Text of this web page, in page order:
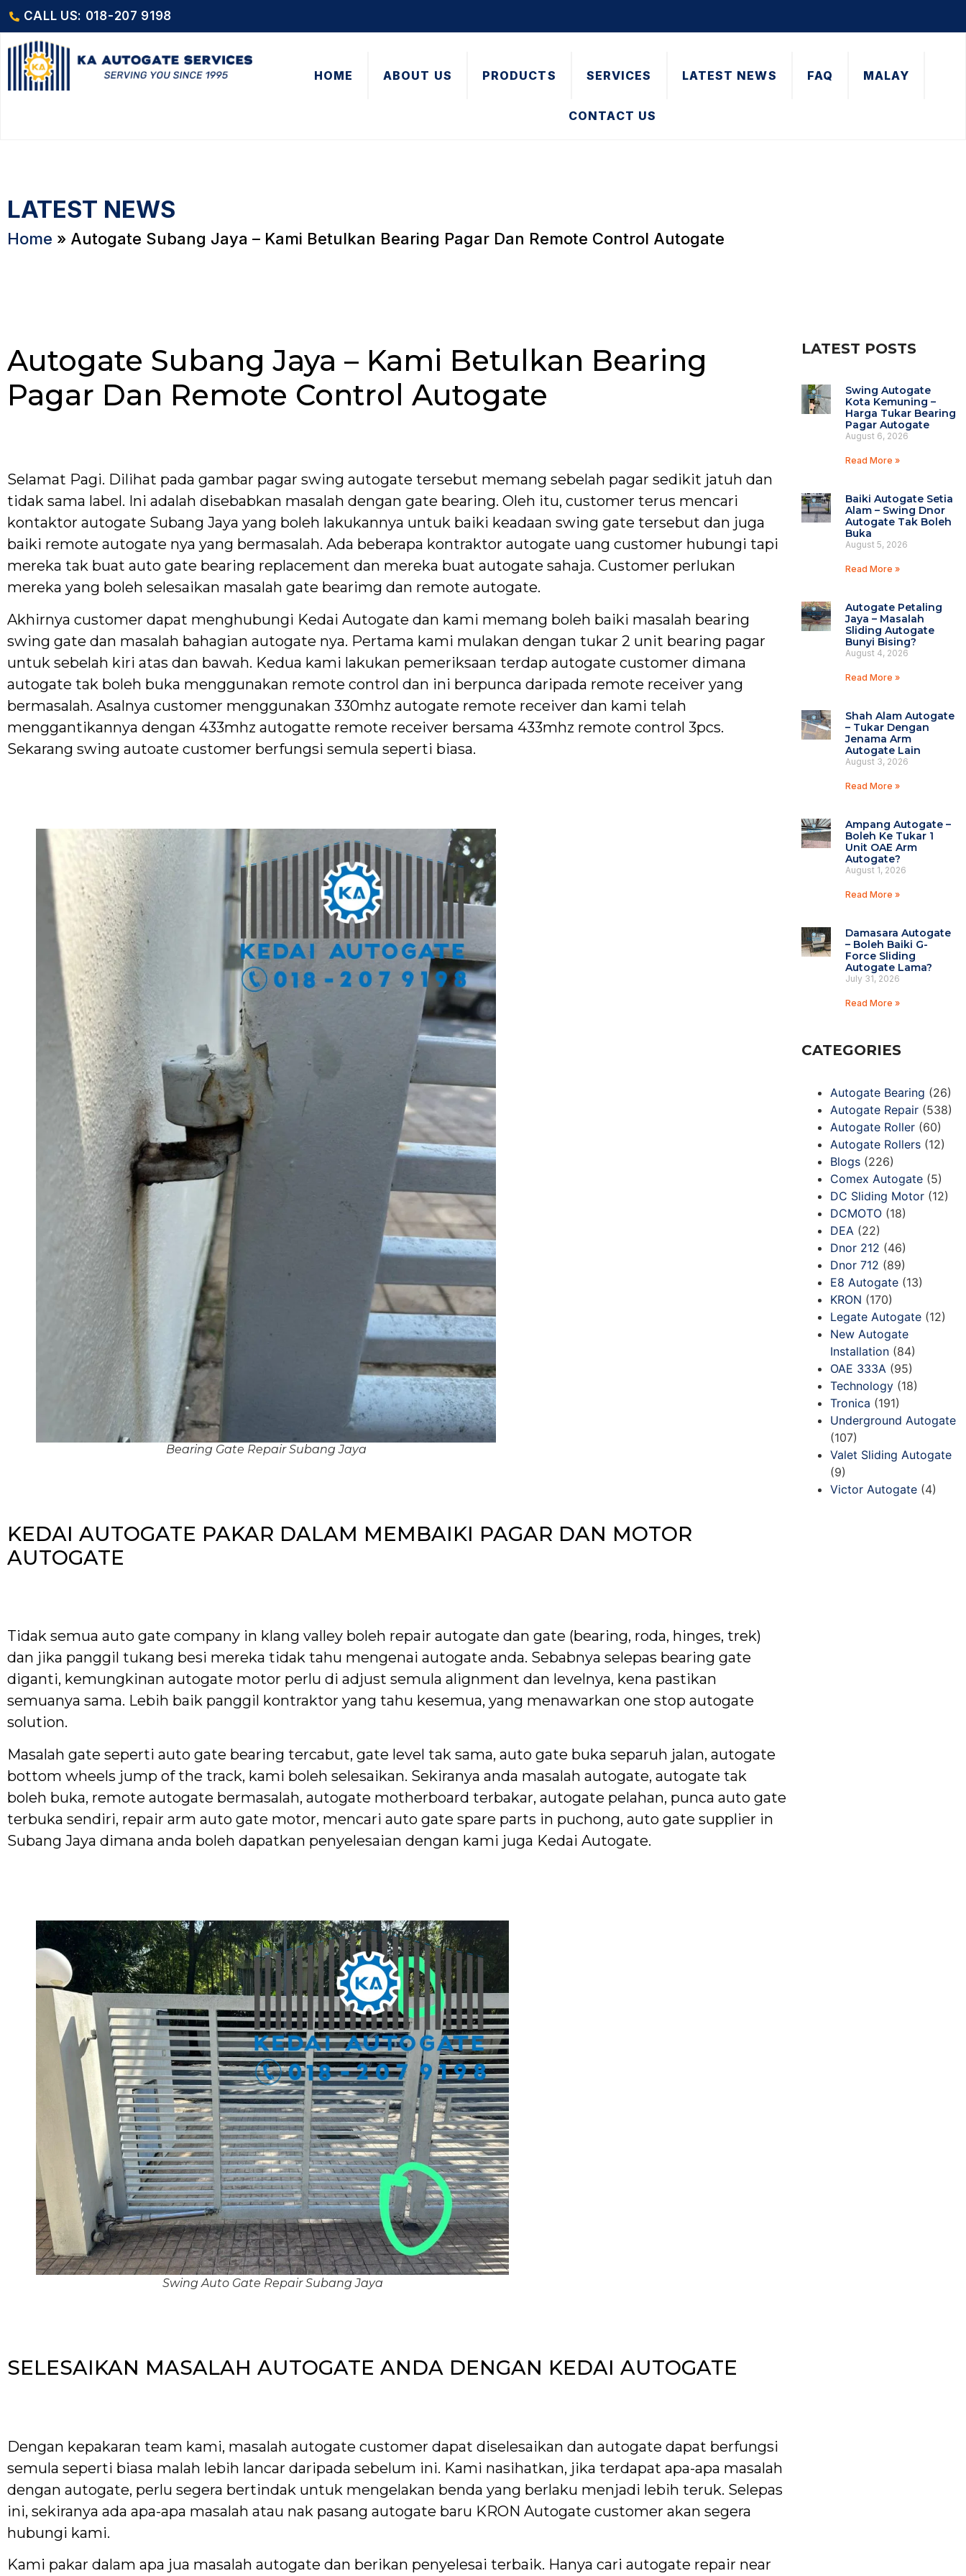
CALL US: 018-207 9198
HOME ABOUT US PRODUCTS SERVICES LATEST NEWS FAQ MALAY
CONTACT US
LATEST NEWS
Home » Autogate Subang Jaya – Kami Betulkan Bearing Pagar Dan Remote Control Autogate
Autogate Subang Jaya – Kami Betulkan Bearing
Pagar Dan Remote Control Autogate
Selamat Pagi. Dilihat pada gambar pagar swing autogate tersebut memang sebelah pagar sedikit jatuh dan
tidak sama label. Ini adalah disebabkan masalah dengan gate bearing. Oleh itu, customer terus mencari
kontaktor autogate Subang Jaya yang boleh lakukannya untuk baiki keadaan swing gate tersebut dan juga
baiki remote autogate nya yang bermasalah. Ada beberapa kontraktor autogate uang customer hubungi tapi
mereka tak buat auto gate bearing replacement dan mereka buat autogate sahaja. Customer perlukan
mereka yang boleh selesaikan masalah gate bearimg dan remote autogate.
Akhirnya customer dapat menghubungi Kedai Autogate dan kami memang boleh baiki masalah bearing
swing gate dan masalah bahagian autogate nya. Pertama kami mulakan dengan tukar 2 unit bearing pagar
untuk sebelah kiri atas dan bawah. Kedua kami lakukan pemeriksaan terdap autogate customer dimana
autogate tak boleh buka menggunakan remote control dan ini berpunca daripada remote receiver yang
bermasalah. Asalnya customer menggunakan 330mhz autogate remote receiver dan kami telah
menggantikannya dengan 433mhz autogatte remote receiver bersama 433mhz remote control 3pcs.
Sekarang swing autoate customer berfungsi semula seperti biasa.
Bearing Gate Repair Subang Jaya
KEDAI AUTOGATE PAKAR DALAM MEMBAIKI PAGAR DAN MOTOR
AUTOGATE
Tidak semua auto gate company in klang valley boleh repair autogate dan gate (bearing, roda, hinges, trek)
dan jika panggil tukang besi mereka tidak tahu mengenai autogate anda. Sebabnya selepas bearing gate
diganti, kemungkinan autogate motor perlu di adjust semula alignment dan levelnya, kena pastikan
semuanya sama. Lebih baik panggil kontraktor yang tahu kesemua, yang menawarkan one stop autogate
solution.
Masalah gate seperti auto gate bearing tercabut, gate level tak sama, auto gate buka separuh jalan, autogate
bottom wheels jump of the track, kami boleh selesaikan. Sekiranya anda masalah autogate, autogate tak
boleh buka, remote autogate bermasalah, autogate motherboard terbakar, autogate pelahan, punca auto gate
terbuka sendiri, repair arm auto gate motor, mencari auto gate spare parts in puchong, auto gate supplier in
Subang Jaya dimana anda boleh dapatkan penyelesaian dengan kami juga Kedai Autogate.
Swing Auto Gate Repair Subang Jaya
SELESAIKAN MASALAH AUTOGATE ANDA DENGAN KEDAI AUTOGATE
Dengan kepakaran team kami, masalah autogate customer dapat diselesaikan dan autogate dapat berfungsi
semula seperti biasa malah lebih lancar daripada sebelum ini. Kami nasihatkan, jika terdapat apa-apa masalah
dengan autogate, perlu segera bertindak untuk mengelakan benda yang berlaku menjadi lebih teruk. Selepas
ini, sekiranya ada apa-apa masalah atau nak pasang autogate baru KRON Autogate customer akan segera
hubungi kami.
Kami pakar dalam apa jua masalah autogate dan berikan penyelesai terbaik. Hanya cari autogate repair near
LATEST POSTS
Swing Autogate
Kota Kemuning –
Harga Tukar Bearing
Pagar Autogate
August 6, 2026
Read More »
Baiki Autogate Setia
Alam – Swing Dnor
Autogate Tak Boleh
Buka
August 5, 2026
Read More »
Autogate Petaling
Jaya – Masalah
Sliding Autogate
Bunyi Bising?
August 4, 2026
Read More »
Shah Alam Autogate
– Tukar Dengan
Jenama Arm
Autogate Lain
August 3, 2026
Read More »
Ampang Autogate –
Boleh Ke Tukar 1
Unit OAE Arm
Autogate?
August 1, 2026
Read More »
Damasara Autogate
– Boleh Baiki G-
Force Sliding
Autogate Lama?
July 31, 2026
Read More »
CATEGORIES
Autogate Bearing (26)
Autogate Repair(538)
Autogate Roller(60)
Autogate Rollers(12)
Blogs(226)
Comex Autogate(5)
DC Sliding Motor(12)
DCMOTO(18)
DEA(22)
Dnor 212 (46)
Dnor 712 (89)
E8 Autogate(13)
KRON (170)
Legate Autogate(12)
New Autogate
Installation(84)
OAE 333A(95)
Technology(18)
Tronica (191)
Underground Autogate
(107)
Valet Sliding Autogate
(9)
Victor Autogate(4)